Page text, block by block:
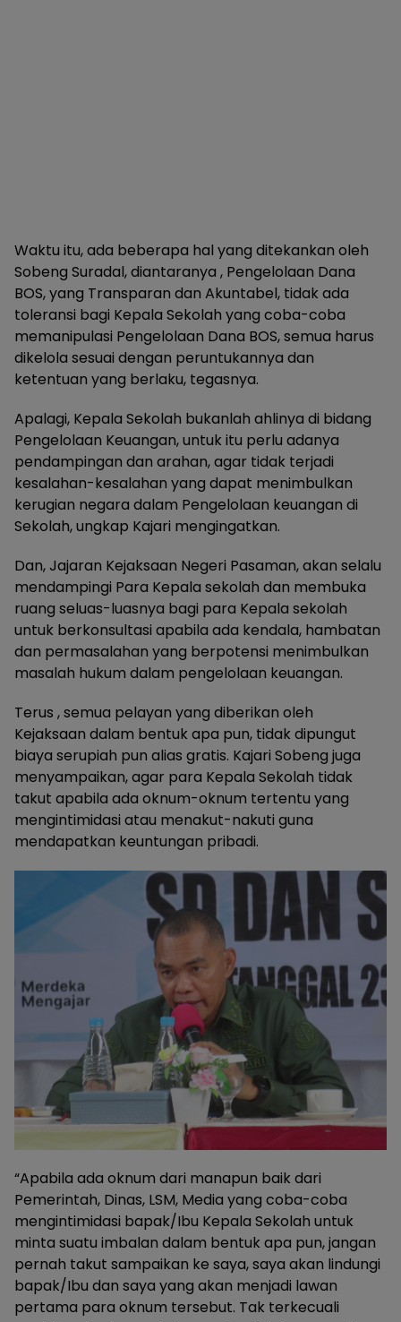
Waktu itu, ada beberapa hal yang ditekankan oleh
Sobeng Suradal, diantaranya , Pengelolaan Dana
BOS, yang Transparan dan Akuntabel, tidak ada
toleransi bagi Kepala Sekolah yang coba-coba
memanipulasi Pengelolaan Dana BOS, semua harus
dikelola sesuai dengan peruntukannya dan
ketentuan yang berlaku, tegasnya.
Apalagi, Kepala Sekolah bukanlah ahlinya di bidang
Pengelolaan Keuangan, untuk itu perlu adanya
pendampingan dan arahan, agar tidak terjadi
kesalahan-kesalahan yang dapat menimbulkan
kerugian negara dalam Pengelolaan keuangan di
Sekolah, ungkap Kajari mengingatkan.
Dan, Jajaran Kejaksaan Negeri Pasaman, akan selalu
mendampingi Para Kepala sekolah dan membuka
ruang seluas-luasnya bagi para Kepala sekolah
untuk berkonsultasi apabila ada kendala, hambatan
dan permasalahan yang berpotensi menimbulkan
masalah hukum dalam pengelolaan keuangan.
Terus , semua pelayan yang diberikan oleh
Kejaksaan dalam bentuk apa pun, tidak dipungut
biaya serupiah pun alias gratis. Kajari Sobeng juga
menyampaikan, agar para Kepala Sekolah tidak
takut apabila ada oknum-oknum tertentu yang
mengintimidasi atau menakut-nakuti guna
mendapatkan keuntungan pribadi.
“Apabila ada oknum dari manapun baik dari
Pemerintah, Dinas, LSM, Media yang coba-coba
mengintimidasi bapak/Ibu Kepala Sekolah untuk
minta suatu imbalan dalam bentuk apa pun, jangan
pernah takut sampaikan ke saya, saya akan lindungi
bapak/Ibu dan saya yang akan menjadi lawan
pertama para oknum tersebut. Tak terkecuali